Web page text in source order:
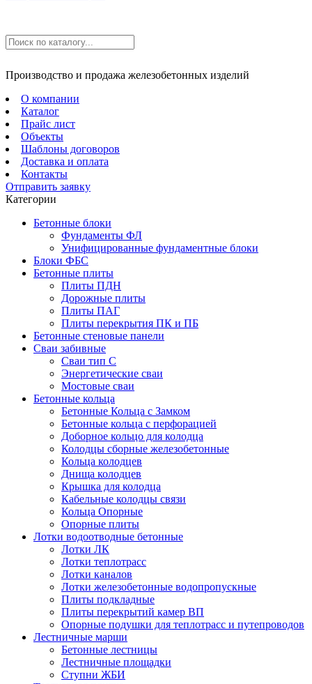
Производство и продажа железобетонных изделий
О компании
Каталог
Прайс лист
Объекты
Шаблоны договоров
Доставка и оплата
Контакты
Отправить заявку
Категории
Бетонные блоки
Фундаменты ФЛ
Унифицированные фундаментные блоки
Блоки ФБС
Бетонные плиты
Плиты ПДН
Дорожные плиты
Плиты ПАГ
Плиты перекрытия ПК и ПБ
Бетонные стеновые панели
Сваи забивные
Сваи тип С
Энергетические сваи
Mостовые сваи
Бетонные кольца
Бетонные Кольца с Замком
Бетонные кольца с перфорацией
Доборное кольцо для колодца
Колодцы сборные железобетонные
Кольца колодцев
Днища колодцев
Крышка для колодца
Кабельные колодцы связи
Кольца Опорные
Опорные плиты
Лотки водоотводные бетонные
Лотки ЛК
Лотки теплотрасс
Лотки каналов
Лотки железобетонные водопропускные
Плиты подкладные
Плиты перекрытий камер ВП
Опорные подушки для теплотрасс и путепроводов
Лестничные марши
Бетонные лестницы
Лестничные площадки
Ступни ЖБИ